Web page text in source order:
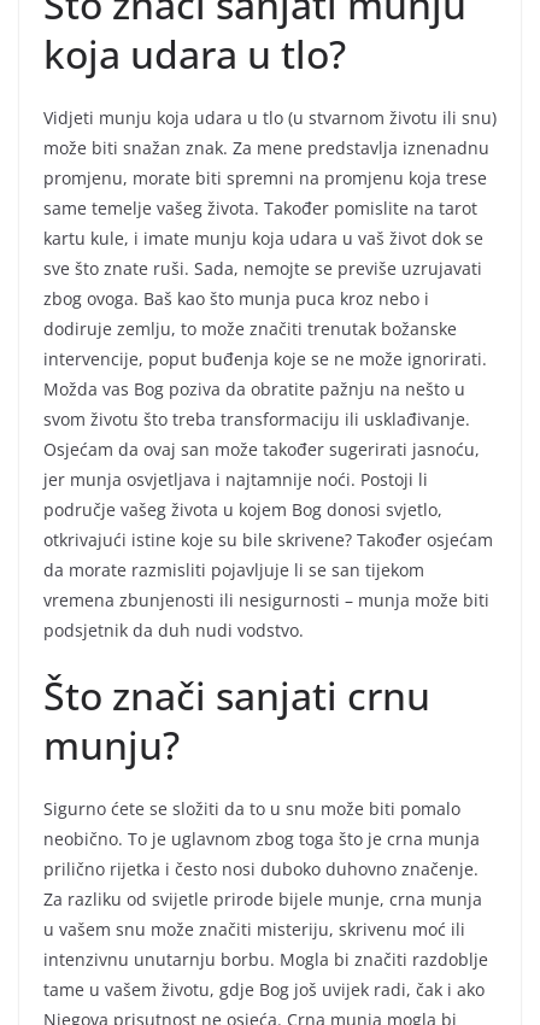
koja udara u tlo?
Vidjeti munju koja udara u tlo (u stvarnom životu ili snu)
može biti snažan znak. Za mene predstavlja iznenadnu
promjenu, morate biti spremni na promjenu koja trese
same temelje vašeg života. Također pomislite na tarot
kartu kule, i imate munju koja udara u vaš život dok se
sve što znate ruši. Sada, nemojte se previše uzrujavati
zbog ovoga. Baš kao što munja puca kroz nebo i
dodiruje zemlju, to može značiti trenutak božanske
intervencije, poput buđenja koje se ne može ignorirati.
Možda vas Bog poziva da obratite pažnju na nešto u
svom životu što treba transformaciju ili usklađivanje.
Osjećam da ovaj san može također sugerirati jasnoću,
jer munja osvjetljava i najtamnije noći. Postoji li
područje vašeg života u kojem Bog donosi svjetlo,
otkrivajući istine koje su bile skrivene? Također osjećam
da morate razmisliti pojavljuje li se san tijekom
vremena zbunjenosti ili nesigurnosti – munja može biti
podsjetnik da duh nudi vodstvo.
Što znači sanjati crnu
munju?
Sigurno ćete se složiti da to u snu može biti pomalo
neobično. To je uglavnom zbog toga što je crna munja
prilično rijetka i često nosi duboko duhovno značenje.
Za razliku od svijetle prirode bijele munje, crna munja
u vašem snu može značiti misteriju, skrivenu moć ili
intenzivnu unutarnju borbu. Mogla bi značiti razdoblje
tame u vašem životu, gdje Bog još uvijek radi, čak i ako
Njegova prisutnost ne osjeća. Crna munja mogla bi